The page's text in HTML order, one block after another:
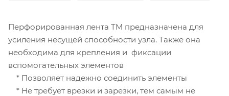
Перфорированная лента TM предназначена для
усиления несущей способности узла. Также она
необходима для крепления и фиксации
вспомогательных элементов
* Позволяет надежно соединить элементы
* Не требует врезки и зарезки, тем самым не